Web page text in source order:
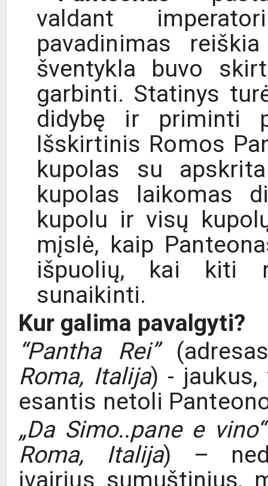
valdant
pavadinimas
šventykla buvo
garbinti. Statinys
didybę ir priminti
Išskirtinis Romos
kupolas su
kupolas laikomas
kupolu ir visų
mįslė, kaip
išpuolių, kai kiti
sunaikinti.
Kur galima pavalgyti?
“Pantha Rei”
Roma, Italija) - jaukus,
esantis netoli
„Da Simo..pane e vino“
Roma, Italija) –
įvairius sumuštinius,